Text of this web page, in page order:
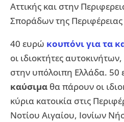
Αττικής και στην
Σποράδων της
40 ευρώ κουπόνι για τα
οι ιδιοκτήτες
στην υπόλοιπη Ελλάδα. 50
καύσιμα θα πάρουν οι
κύρια κατοικία στις
Νοτίου Αιγαίου, Ιονίων